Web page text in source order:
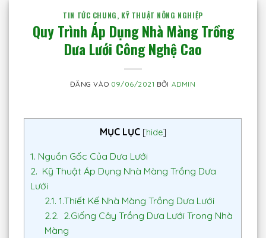
TIN TỨC CHUNG, KỸ THUẬT NÔNG NGHIỆP
Quy Trình Áp Dụng Nhà Màng Trồng
Dưa Lưới Công Nghệ Cao
ĐĂNG VÀO 09/06/2021 BỞI ADMIN
MỤC LỤC [hide]
1. Nguồn Gốc Của Dưa Lưới
2. Kỹ Thuật Áp Dụng Nhà Màng Trồng Dưa
Lưới
2.1. 1.Thiết Kế Nhà Màng Trồng Dưa Lưới
2.2. 2.Giống Cây Trồng Dưa Lưới Trong Nhà
Màng